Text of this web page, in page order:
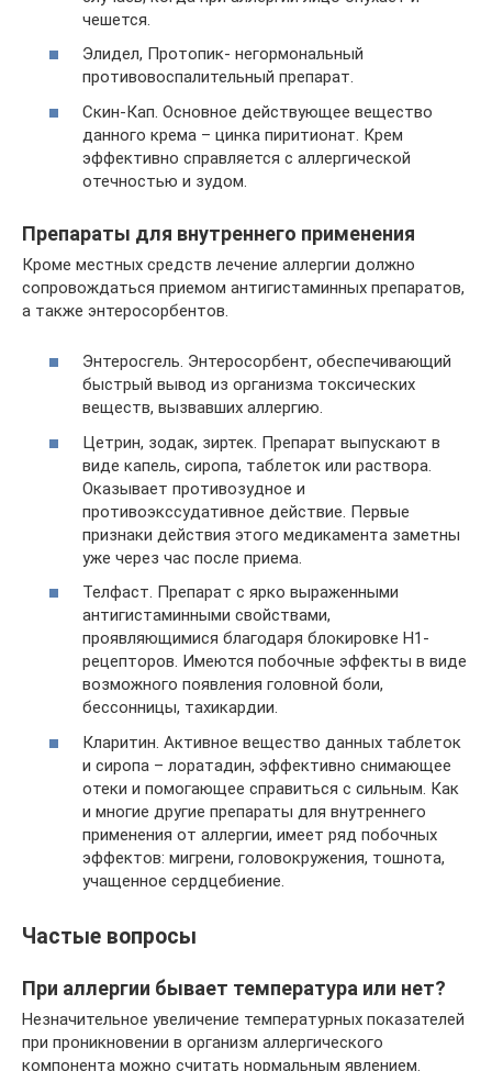
чешется.
Элидел, Протопик- негормональный
противовоспалительный препарат.
Скин-Кап. Основное действующее вещество
данного крема – цинка пиритионат. Крем
эффективно справляется с аллергической
отечностью и зудом.
Препараты для внутреннего применения
Кроме местных средств лечение аллергии должно
сопровождаться приемом антигистаминных препаратов,
а также энтеросорбентов.
Энтеросгель. Энтеросорбент, обеспечивающий
быстрый вывод из организма токсических
веществ, вызвавших аллергию.
Цетрин, зодак, зиртек. Препарат выпускают в
виде капель, сиропа, таблеток или раствора.
Оказывает противозудное и
противоэкссудативное действие. Первые
признаки действия этого медикамента заметны
уже через час после приема.
Телфаст. Препарат с ярко выраженными
антигистаминными свойствами,
проявляющимися благодаря блокировке Н1-
рецепторов. Имеются побочные эффекты в виде
возможного появления головной боли,
бессонницы, тахикардии.
Кларитин. Активное вещество данных таблеток
и сиропа – лоратадин, эффективно снимающее
отеки и помогающее справиться с сильным. Как
и многие другие препараты для внутреннего
применения от аллергии, имеет ряд побочных
эффектов: мигрени, головокружения, тошнота,
учащенное сердцебиение.
Частые вопросы
При аллергии бывает температура или нет?
Незначительное увеличение температурных показателей
при проникновении в организм аллергического
компонента можно считать нормальным явлением.